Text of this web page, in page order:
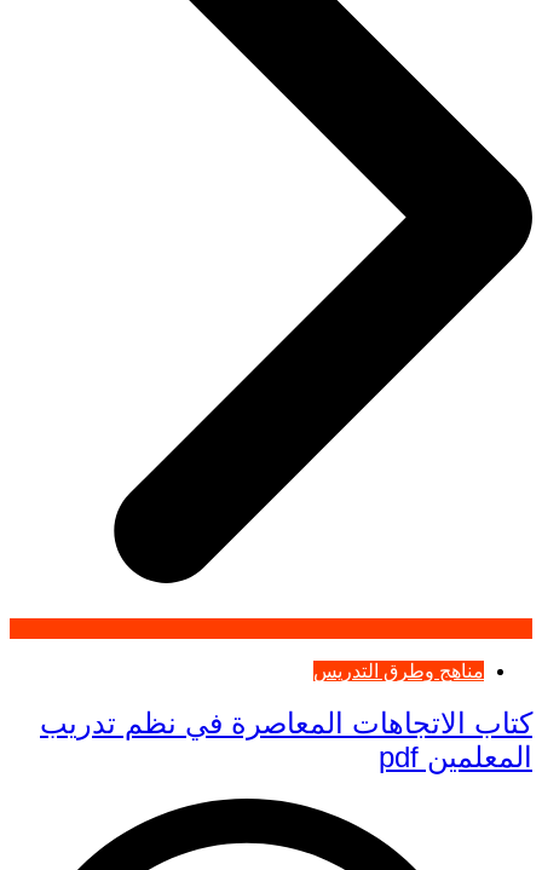
مناهج وطرق التدريس
كتاب الاتجاهات المعاصرة في نظم تدريب
المعلمين pdf